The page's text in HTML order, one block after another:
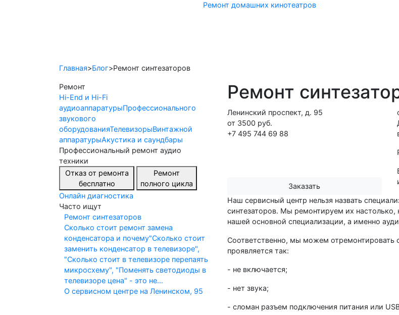
Ремонт домашних кинотеатров
Главная>Блог>Ремонт синтезаторов
Ремонт
Hi-End и Hi-Fi
аудиоаппаратурыПрофессионального
звукового
оборудованияТелевизорыВинтажной
аппаратурыАкустика и саундбары
Профессиональный ремонт аудио
техники
Отказ от ремонта
бесплатно
Ремонт
полного цикла
Онлайн диагностика
Часто ищут
Ремонт синтезаторов
Сколько стоит ремонт замена
конденсатора и почему"Сколько стоит
заменить конденсатор в телевизоре",
"Сколько стоит в телевизоре перепаять
микросхему", "Поменять светодиоды в
телевизоре цена" - это не...
О сервисном центре на Ленинском, 95
Ремонт
Ленинский проспект, д. 95
от 3500 руб.
+7 495 744 69 88
Заказать
Наш сервисный центр нельзя назвать
синтезаторов. Мы ремонтируем их настолько,
нашей основной специализации, а именно
Соответственно, мы можем отремонтировать
проявляется так:
- не включается;
- нет звука;
- сломан разъем подключения питания или